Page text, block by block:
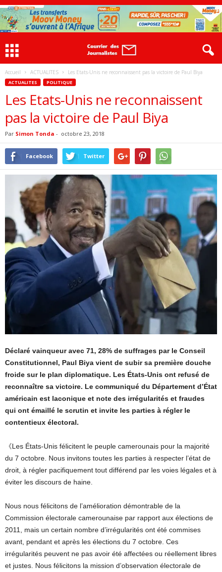
Accueil ACTUALITES Les Etats-Unis ne reconnaissent pas la victoire de Paul Biya
ACTUALITES POLITIQUE
Les Etats-Unis ne reconnaissent
pas la victoire de Paul Biya
Par Simon Tonda - octobre 23, 2018
Facebook Twitter
Déclaré vainqueur avec 71, 28% de suffrages par le Conseil
Constitutionnel, Paul Biya vient de subir sa première douche
froide sur le plan diplomatique. Les États-Unis ont refusé de
reconnaître sa victoire. Le communiqué du Département d’État
américain est laconique et note des irrégularités et fraudes
qui ont émaillé le scrutin et invite les parties à régler le
contentieux électoral.
《Les États-Unis félicitent le peuple camerounais pour la majorité
du 7 octobre. Nous invitons toutes les parties à respecter l’état de
droit, à régler pacifiquement tout différend par les voies légales et à
éviter les discours de haine.
Nous nous félicitons de l’amélioration démontrable de la
Commission électorale camerounaise par rapport aux élections de
2011, mais un certain nombre d’irrégularités ont été commises
avant, pendant et après les élections du 7 octobre. Ces
irrégularités peuvent ne pas avoir été affectées ou réellement libres
et justes. Nous félicitons la mission d’observation électorale de